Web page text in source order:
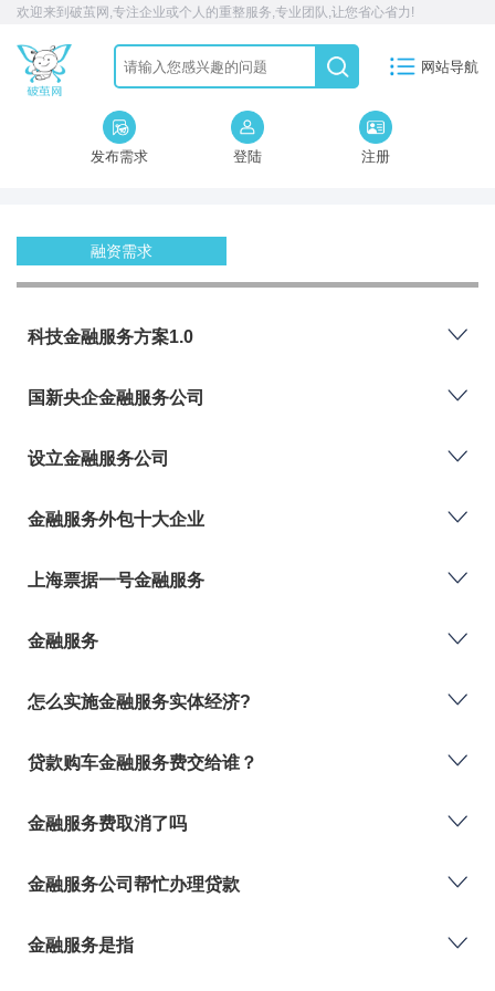
欢迎来到破茧网,专注企业或个人的重整服务,专业团队,让您省心省力!
网站导航
发布需求 登陆 注册
融资需求
科技金融服务方案1.0
国新央企金融服务公司
设立金融服务公司
金融服务外包十大企业
上海票据一号金融服务
金融服务
怎么实施金融服务实体经济?
贷款购车金融服务费交给谁？
金融服务费取消了吗
金融服务公司帮忙办理贷款
金融服务是指